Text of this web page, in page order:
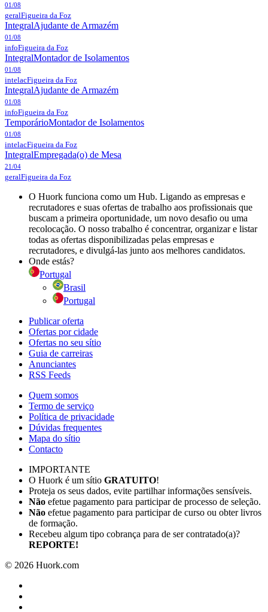
01/08
geralFigueira da Foz
IntegralAjudante de Armazém
01/08
infoFigueira da Foz
IntegralMontador de Isolamentos
01/08
intelacFigueira da Foz
IntegralAjudante de Armazém
01/08
infoFigueira da Foz
TemporárioMontador de Isolamentos
01/08
intelacFigueira da Foz
IntegralEmpregada(o) de Mesa
21/04
geralFigueira da Foz
O Huork funciona como um Hub. Ligando as empresas e
recrutadores e suas ofertas de trabalho aos profissionais que
buscam a primeira oportunidade, um novo desafio ou uma
recolocação. O nosso trabalho é concentrar, organizar e listar
todas as ofertas disponibilizadas pelas empresas e
recrutadores, e divulgá-las junto aos melhores candidatos.
Onde estás?
Portugal
Brasil
Portugal
Publicar oferta
Ofertas por cidade
Ofertas no seu sítio
Guia de carreiras
Anunciantes
RSS Feeds
Quem somos
Termo de serviço
Política de privacidade
Dúvidas frequentes
Mapa do sítio
Contacto
IMPORTANTE
O Huork é um sítio GRATUITO!
Proteja os seus dados, evite partilhar informações sensíveis.
Não efetue pagamento para participar de processo de seleção.
Não efetue pagamento para participar de curso ou obter livros
de formação.
Recebeu algum tipo cobrança para de ser contratado(a)?
REPORTE!
© 2026 Huork.com